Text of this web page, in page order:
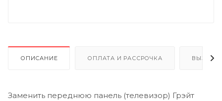
ОПИСАНИЕ ОПЛАТА И РАССРОЧКА ВЫЗОВ
Заменить переднюю панель (телевизор) Грэйт